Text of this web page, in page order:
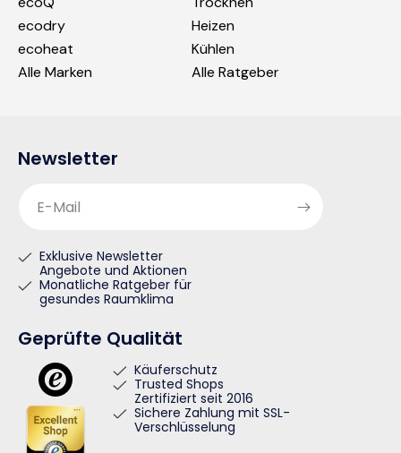
ecodry
ecoheat
Alle Marken
Heizen
Kühlen
Alle Ratgeber
Newsletter
E-Mail
Exklusive Newsletter
Angebote und Aktionen
Monatliche Ratgeber für
gesundes Raumklima
Geprüfte Qualität
Käuferschutz
Trusted Shops
Zertifiziert seit 2016
Sichere Zahlung mit SSL-
Verschlüsselung